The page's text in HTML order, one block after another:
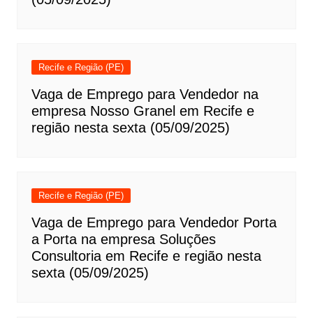
Recife e Região (PE)
Vaga de Emprego para Vendedor na
empresa Nosso Granel em Recife e
região nesta sexta (05/09/2025)
Recife e Região (PE)
Vaga de Emprego para Vendedor Porta
a Porta na empresa Soluções
Consultoria em Recife e região nesta
sexta (05/09/2025)